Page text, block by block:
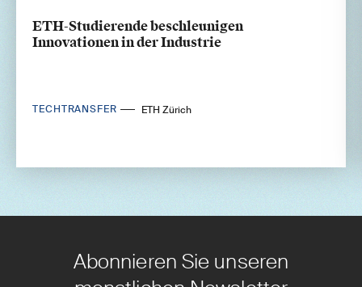
ETH-Studierende beschleunigen
Innovationen in der Industrie
TECHTRANSFER ETH Zürich
Abonnieren Sie unseren